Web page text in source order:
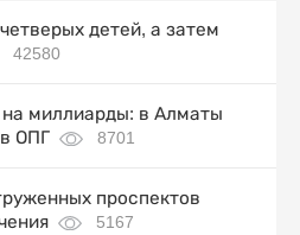
детей, а затем
42580
миллиарды: в Алматы
ОПГ
8701
проспектов
5167